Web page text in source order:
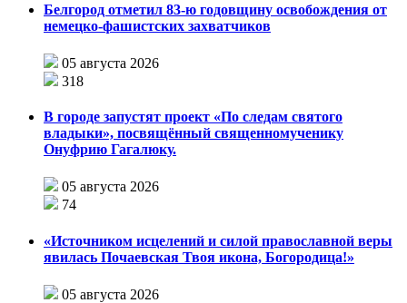
Белгород отметил 83-ю годовщину освобождения от
немецко-фашистских захватчиков
05 августа 2026
318
В городе запустят проект «По следам святого
владыки», посвящённый священномученику
Онуфрию Гагалюку.
05 августа 2026
74
«Источником исцелений и силой православной веры
явилась Почаевская Твоя икона, Богородица!»
05 августа 2026